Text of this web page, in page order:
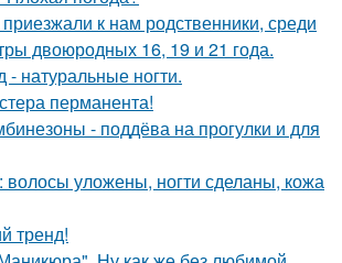
к нам родственники, среди
двоюродных 16, 19 и 21 года.
натуральные ногти.
перманента!
- поддёва на прогулки и для
волосы уложены, ногти сделаны, кожа
тренд!